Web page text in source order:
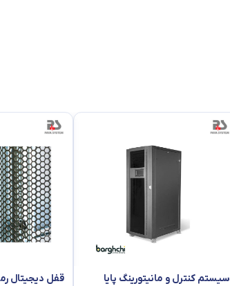
سیستم کنترل و مانیتورینگ پایا
قفل دیجیتال